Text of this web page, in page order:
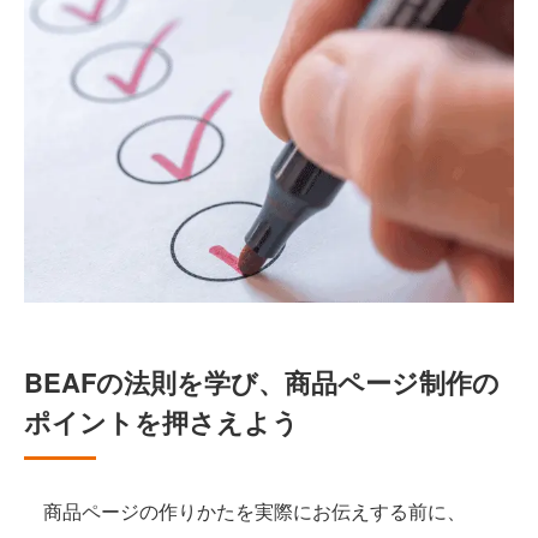
BEAFの法則を学び、商品ページ制作の
ポイントを押さえよう
商品ページの作りかたを実際にお伝えする前に、